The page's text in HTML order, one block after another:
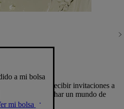
a mi bolsa
mi bolsa
de la Casa, recibir invitaciones a
y aprovechar un mundo de